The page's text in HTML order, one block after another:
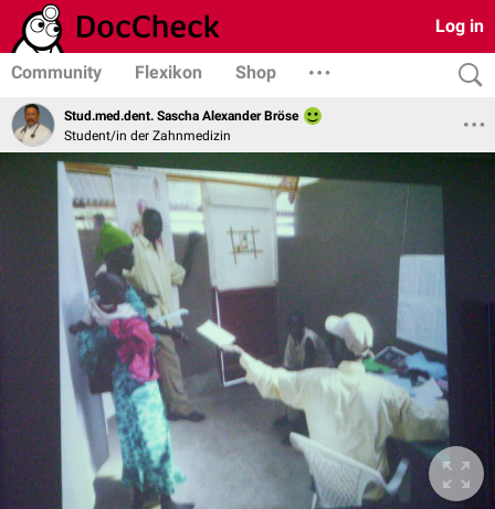
Log in
Community Flexikon Shop
Stud.med.dent. Sascha Alexander Bröse
Student/in der Zahnmedizin